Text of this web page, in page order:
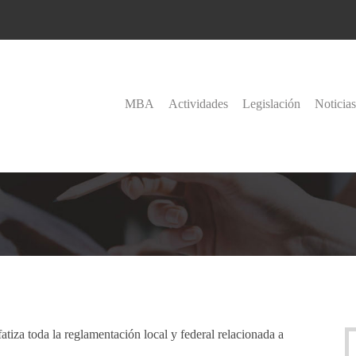
MBA Actividades Legislación Noticias
toda la reglamentación local y federal relacionada a